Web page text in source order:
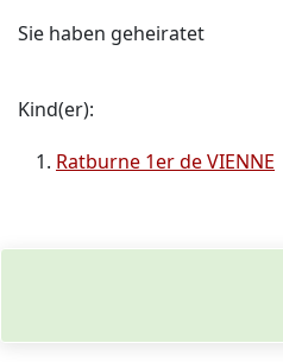
Sie haben geheiratet
Kind(er):
Ratburne 1er de VIENNE